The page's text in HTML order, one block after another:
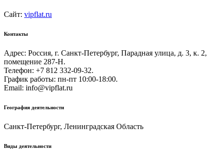
Сайт: vipflat.ru
Контакты
Адрес: Россия, г. Санкт-Петербург, Парадная улица, д. 3, к. 2,
помещение 287-Н.
Телефон: +7 812 332-09-32.
График работы: пн-пт 10:00-18:00.
Email: info@vipflat.ru
География деятельности
Санкт-Петербург, Ленинградская Область
Виды деятельности